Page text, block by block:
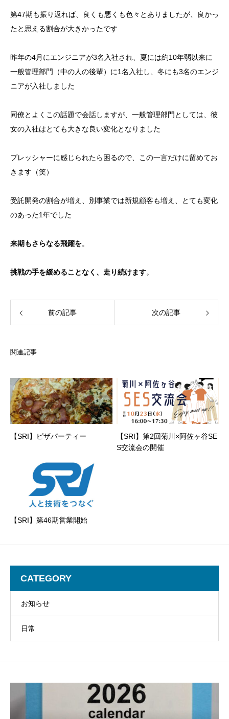
第47期も振り返れば、良くも悪くも色々とありましたが、良かっ
たと思える割合が大きかったです
昨年の4月にエンジニアが3名入社され、夏には約10年弱以来に
一般管理部門（中の人の後輩）に1名入社し、冬にも3名のエンジ
ニアが入社しました
同僚とよくこの話題で会話しますが、一般管理部門としては、彼
女の入社はとても大きな良い変化となりました
プレッシャーに感じられたら困るので、この一言だけに留めてお
きます（笑）
受託開発の割合が増え、別事業では新規顧客も増え、とても変化
のあった1年でした
来期もさらなる飛躍を。
挑戦の手を緩めることなく、走り続けます。
前の記事 次の記事
関連記事
【SRI】ピザパーティー
【SRI】第2回菊川×阿佐ヶ谷SE
S交流会の開催
【SRI】第46期営業開始
CATEGORY
お知らせ
日常